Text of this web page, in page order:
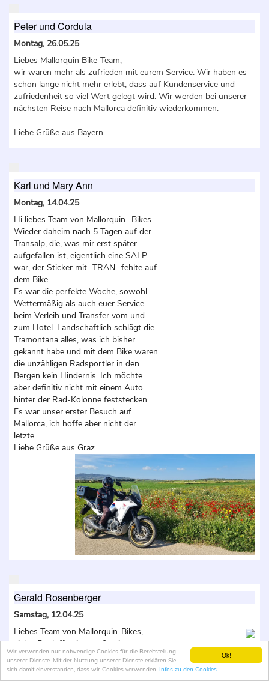
Ok!
Wir verwenden nur notwendige Cookies für die Bereitstellung
unserer Dienste. Mit der Nutzung unserer Dienste erklären Sie
sich damit einverstanden, dass wir Cookies verwenden. Infos zu den Cookies
Peter und Cordula
Montag, 26.05.25
Liebes Mallorquin Bike-Team,
wir waren mehr als zufrieden mit eurem Service. Wir haben es
schon lange nicht mehr erlebt, dass auf Kundenservice und -
zufriedenheit so viel Wert gelegt wird. Wir werden bei unserer
nächsten Reise nach Mallorca definitiv wiederkommen.
Liebe Grüße aus Bayern.
Karl und Mary Ann
Montag, 14.04.25
Hi liebes Team von Mallorquin- Bikes
Wieder daheim nach 5 Tagen auf der
Transalp, die, was mir erst später
aufgefallen ist, eigentlich eine SALP
war, der Sticker mit -TRAN- fehlte auf
dem Bike.
Es war die perfekte Woche, sowohl
Wettermäßig als auch euer Service
beim Verleih und Transfer vom und
zum Hotel. Landschaftlich schlägt die
Tramontana alles, was ich bisher
gekannt habe und mit dem Bike waren
die unzähligen Radsportler in den
Bergen kein Hindernis. Ich möchte
aber definitiv nicht mit einem Auto
hinter der Rad-Kolonne feststecken.
Es war unser erster Besuch auf
Mallorca, ich hoffe aber nicht der
letzte.
Liebe Grüße aus Graz
Gerald Rosenberger
Samstag, 12.04.25
Liebes Team von Mallorquin-Bikes,
vielen Dank für eine großartige
Woche! Ich konnte drei verschiedene
Motorräder testen (1250 GS, Afrika